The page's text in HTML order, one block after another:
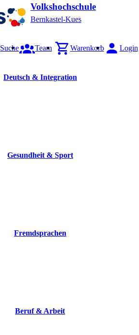
Volkshochschule
Bernkastel-Kues
Suche Team Warenkorb Login
Deutsch & Integration
Gesundheit & Sport
Fremdsprachen
Beruf & Arbeit